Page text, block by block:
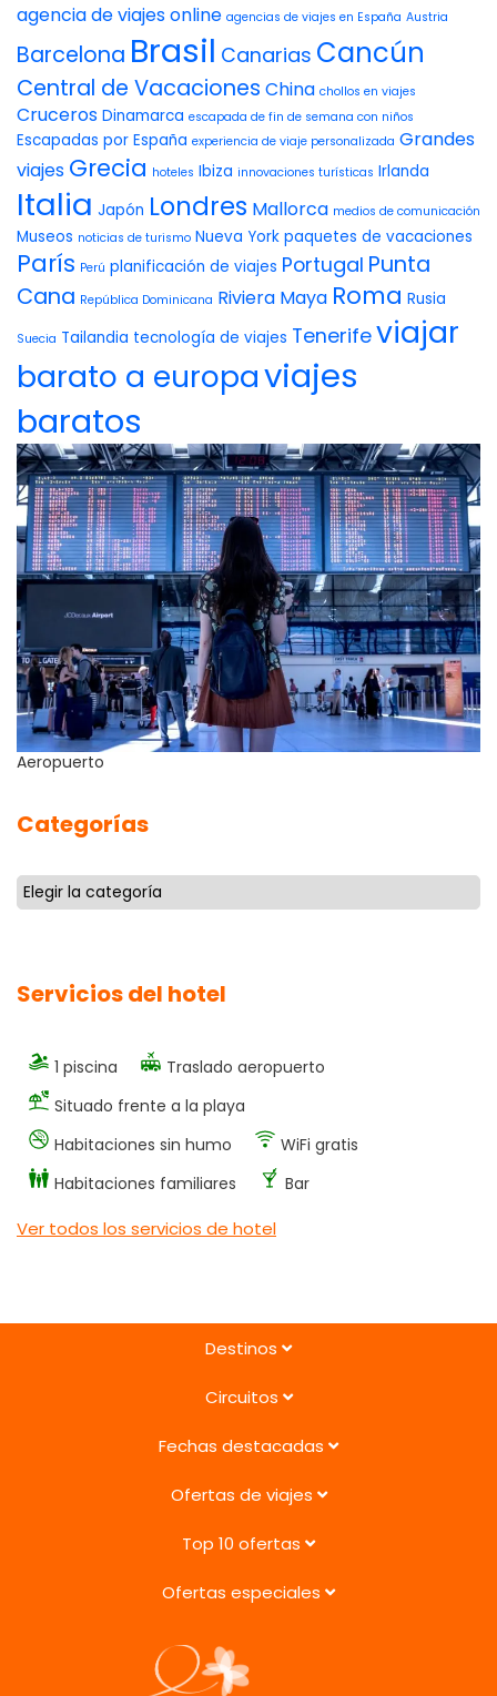
agencia de viajes online agencias de viajes en España Austria
Barcelona Brasil Canarias Cancún
Central de Vacaciones China chollos en viajes
Cruceros Dinamarca escapada de fin de semana con niños
Escapadas por España experiencia de viaje personalizada Grandes
viajes Grecia hoteles Ibiza innovaciones turísticas Irlanda
Italia Japón Londres Mallorca medios de comunicación
Museos noticias de turismo Nueva York paquetes de vacaciones
París Perú planificación de viajes Portugal Punta
Cana República Dominicana Riviera Maya Roma Rusia
Suecia Tailandia tecnología de viajes Tenerifeviajar
barato a europaviajes
baratos
Aeropuerto
Categorías
Servicios del hotel
1 piscina
Traslado aeropuerto
Situado frente a la playa
Habitaciones sin humo
WiFi gratis
Habitaciones familiares
Bar
Ver todos los servicios de hotel
Destinos
Circuitos
Fechas destacadas
Ofertas de viajes
Top 10 ofertas
Ofertas especiales